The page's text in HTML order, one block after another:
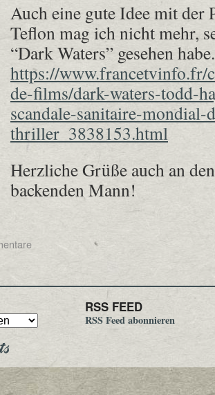
Auch eine gute Idee mit der
Teflon mag ich nicht mehr,
“Dark Waters” gesehen habe.
https://www.francetvinfo.fr/
de-films/dark-waters-todd-
scandale-sanitaire-mondial-
thriller_3838153.html
Herzliche Grüße auch an
backenden Mann!
RSS FEED
RSS Feed abonnieren